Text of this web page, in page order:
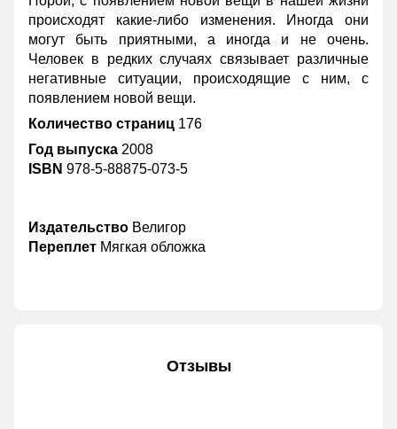
происходят какие-либо изменения. Иногда они
могут быть приятными, а иногда и не очень.
Человек в редких случаях связывает различные
негативные ситуации, происходящие с ним, с
появлением новой вещи.
Количество страниц 176
Год выпуска 2008
ISBN 978-5-88875-073-5
Издательство Велигор
Переплет Мягкая обложка
Отзывы